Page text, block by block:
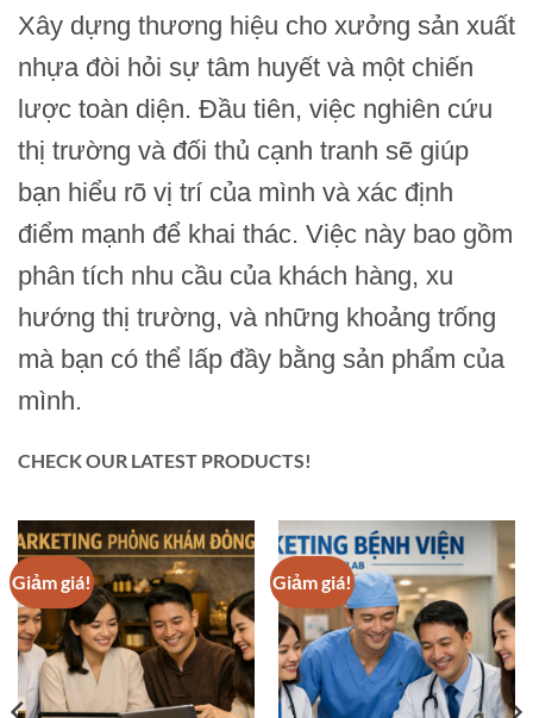
Xây dựng thương hiệu cho xưởng sản xuất
nhựa đòi hỏi sự tâm huyết và một chiến
lược toàn diện. Đầu tiên, việc nghiên cứu
thị trường và đối thủ cạnh tranh sẽ giúp
bạn hiểu rõ vị trí của mình và xác định
điểm mạnh để khai thác. Việc này bao gồm
phân tích nhu cầu của khách hàng, xu
hướng thị trường, và những khoảng trống
mà bạn có thể lấp đầy bằng sản phẩm của
mình.
CHECK OUR LATEST PRODUCTS!
Giảm giá! Giảm giá!